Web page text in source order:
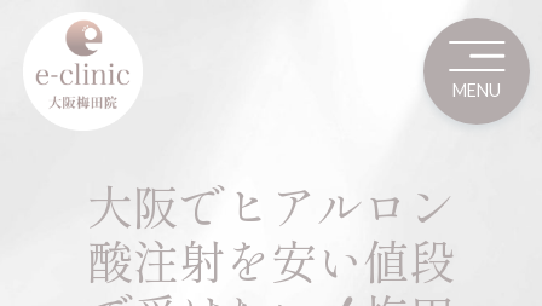
大阪でヒアルロン
酸注射を安い値段